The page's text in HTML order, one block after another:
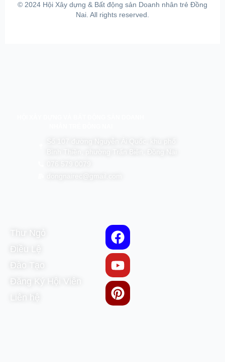
© 2024 Hội Xây dựng & Bất động sản Doanh nhân trẻ Đồng
Nai. All rights reserved.
Số 107 đường Nguyễn Ái Quốc, khu phố
Bình Thiền, phường Trấn Biên, Đồng Nai
Thư Ngỏ
Điều Lệ
Đào Tạo
Đăng Ký Hội Viên
Liên hệ